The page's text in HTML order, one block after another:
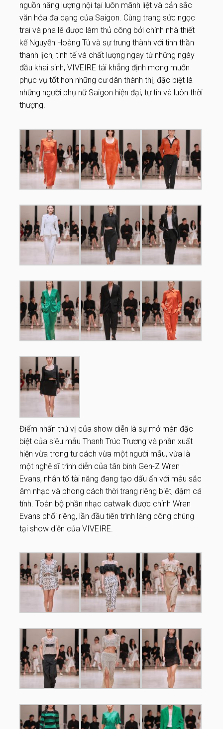
nguồn năng lượng nội tại luôn mãnh liệt và bản sắc
văn hóa đa dạng của Saigon. Cùng trang sức ngọc
trai và pha lê được làm thủ công bởi chính nhà thiết
kế Nguyễn Hoàng Tú và sự trung thành với tinh thần
thanh lịch, tinh tế và chất lượng ngay từ những ngày
đầu khai sinh, VIVEIRE tái khẳng định mong muốn
phục vụ tốt hơn những cư dân thành thị, đặc biệt là
những người phụ nữ Saigon hiện đại, tự tin và luôn thời
thượng.
Điểm nhấn thú vị của show diễn là sự mở màn đặc
biệt của siêu mẫu Thanh Trúc Trương và phần xuất
hiện vừa trong tư cách vừa một người mẫu, vừa là
một nghệ sĩ trình diễn của tân binh Gen-Z Wren
Evans, nhân tố tài năng đang tạo dấu ấn với màu sắc
âm nhạc và phong cách thời trang riêng biệt, đậm cá
tính. Toàn bộ phần nhạc catwalk được chính Wren
Evans phối riêng, lần đầu tiên trình làng công chúng
tại show diễn của VIVEIRE.